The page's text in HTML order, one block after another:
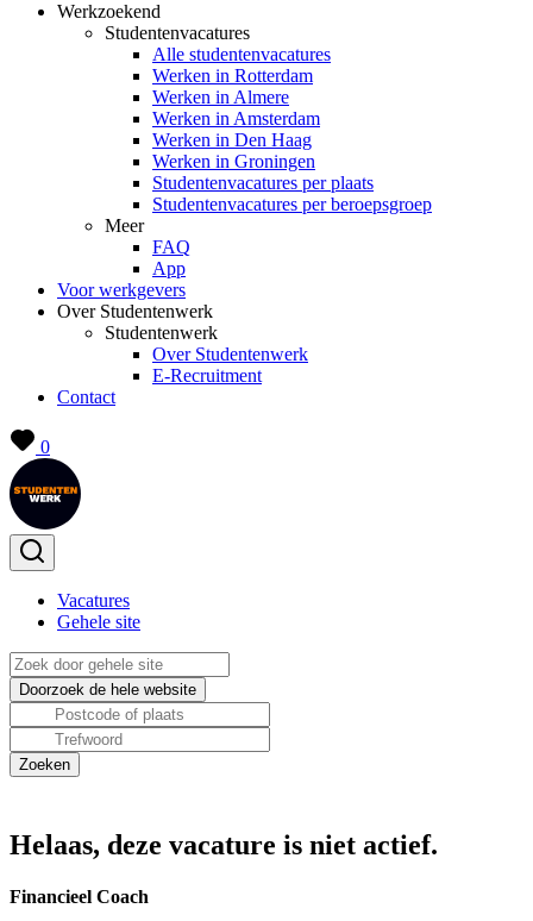
Werkzoekend
Studentenvacatures
Alle studentenvacatures
Werken in Rotterdam
Werken in Almere
Werken in Amsterdam
Werken in Den Haag
Werken in Groningen
Studentenvacatures per plaats
Studentenvacatures per beroepsgroep
Meer
FAQ
App
Voor werkgevers
Over Studentenwerk
Studentenwerk
Over Studentenwerk
E-Recruitment
Contact
0
Vacatures
Gehele site
Helaas, deze vacature is niet actief.
Financieel Coach